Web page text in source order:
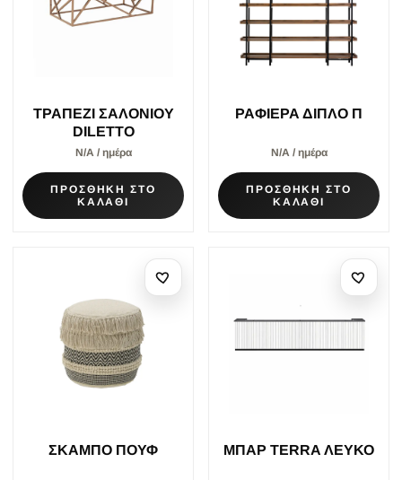
ΤΡΑΠΕΖΙ ΣΑΛΟΝΙΟΥ
DILETTO
Ν/Α / ημέρα
ΠΡΟΣΘΗΚΗ ΣΤΟ
ΚΑΛΑΘΙ
ΡΑΦΙΕΡΑ ΔΙΠΛΟ Π
Ν/Α / ημέρα
ΠΡΟΣΘΗΚΗ ΣΤΟ
ΚΑΛΑΘΙ
ΣΚΑΜΠΟ ΠΟΥΦ MΠΑΡ TERRA ΛΕΥΚΟ